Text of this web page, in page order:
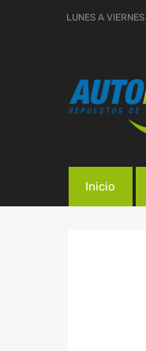
LUNES A VIERNES
Inicio